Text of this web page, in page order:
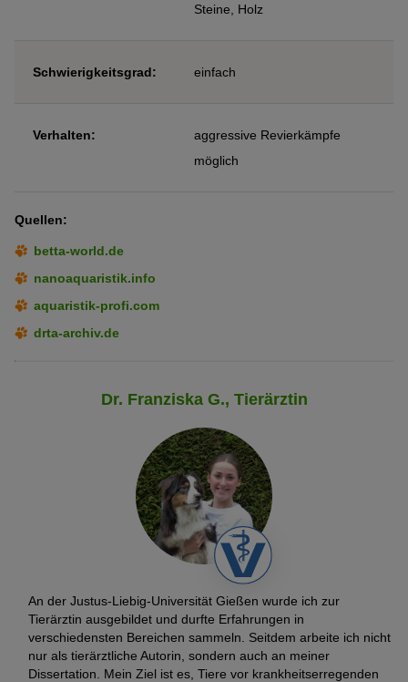
Steine, Holz
Schwierigkeitsgrad: einfach
Verhalten:
aggressive Revierkämpfe
möglich
Quellen:
betta-world.de
nanoaquaristik.info
aquaristik-profi.com
drta-archiv.de
Dr. Franziska G., Tierärztin
An der Justus-Liebig-Universität Gießen wurde ich zur
Tierärztin ausgebildet und durfte Erfahrungen in
verschiedensten Bereichen sammeln. Seitdem arbeite ich nicht
nur als tierärztliche Autorin, sondern auch an meiner
Dissertation. Mein Ziel ist es, Tiere vor krankheitserregenden